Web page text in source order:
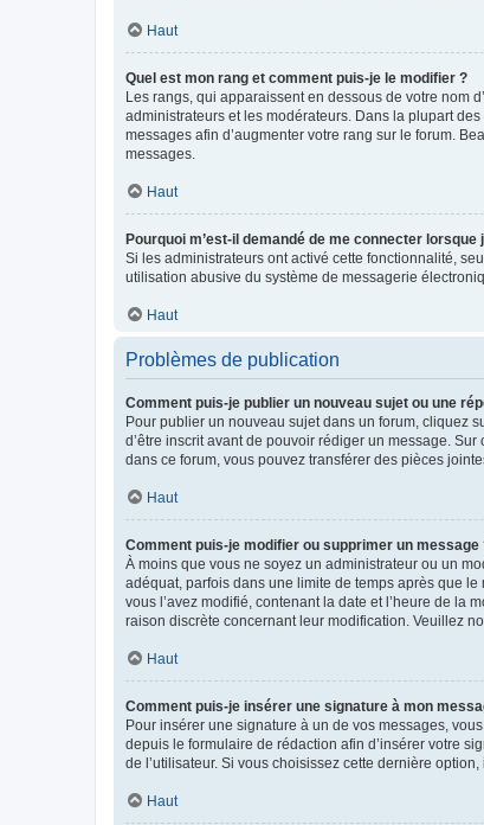
Haut
Quel est mon rang et comment puis-je le modifier ?
Les rangs, qui apparaissent en dessous de votre nom
administrateurs et les modérateurs. Dans la plupart
messages afin d’augmenter votre rang sur le forum.
messages.
Haut
Pourquoi m’est-il demandé de me connecter
Si les administrateurs ont activé cette fonctionnalité,
utilisation abusive du système de messagerie
Haut
Problèmes de publication
Comment puis-je publier un nouveau sujet ou une
Pour publier un nouveau sujet dans un forum, cliquez
d’être inscrit avant de pouvoir rédiger un message.
dans ce forum, vous pouvez transférer des pièces
Haut
Comment puis-je modifier ou supprimer un message
À moins que vous ne soyez un administrateur ou un
adéquat, parfois dans une limite de temps après que
vous l’avez modifié, contenant la date et l’heure de la
raison discrète concernant leur modification. Veuillez
Haut
Comment puis-je insérer une signature à mon
Pour insérer une signature à un de vos messages,
depuis le formulaire de rédaction afin d’insérer votre
de l’utilisateur. Si vous choisissez cette dernière
Haut